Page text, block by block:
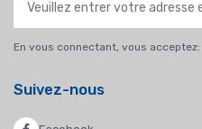
En vous connectant, vous acceptez:
Suivez-nous